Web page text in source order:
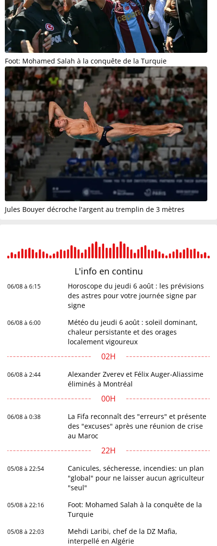
Foot: Mohamed Salah à la conquête de la Turquie
Jules Bouyer décroche l'argent au tremplin de 3 mètres
L'info en continu
06/08 à 6:15
Horoscope du jeudi 6 août : les prévisions
des astres pour votre journée signe par
signe
06/08 à 6:00
Météo du jeudi 6 août : soleil dominant,
chaleur persistante et des orages
localement vigoureux
02H
06/08 à 2:44
Alexander Zverev et Félix Auger-Aliassime
éliminés à Montréal
00H
06/08 à 0:38
La Fifa reconnaît des "erreurs" et présente
des "excuses" après une réunion de crise
au Maroc
22H
05/08 à 22:54
Canicules, sécheresse, incendies: un plan
"global" pour ne laisser aucun agriculteur
"seul"
05/08 à 22:16
Foot: Mohamed Salah à la conquête de la
Turquie
05/08 à 22:03
Mehdi Laribi, chef de la DZ Mafia,
interpellé en Algérie